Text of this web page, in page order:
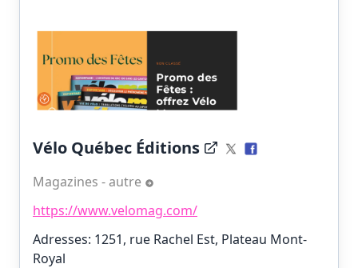
Vélo Québec Éditions
Magazines - autre
https://www.velomag.com/
Adresses: 1251, rue Rachel Est, Plateau Mont-
Royal